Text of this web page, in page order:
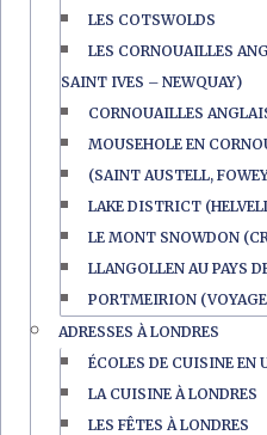
LES COTSWOLDS
LES CORNOUAILLES
SAINT IVES – NEWQUAY)
CORNOUAILLES
MOUSEHOLE EN
(SAINT AUSTELL,
LAKE DISTRICT
LE MONT SNOWDON
LLANGOLLEN AU PAYS
PORTMEIRION
ADRESSES À LONDRES
ÉCOLES DE CUISINE EN
LA CUISINE À LONDRES
LES FÊTES À LONDRES